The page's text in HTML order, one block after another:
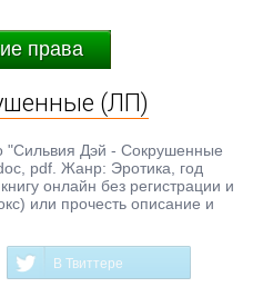
права
(ЛП)
"Сильвия Дэй - Сокрушенные
pdf. Жанр: Эротика, год
онлайн без регистрации и
или прочесть описание и
В Твиттере